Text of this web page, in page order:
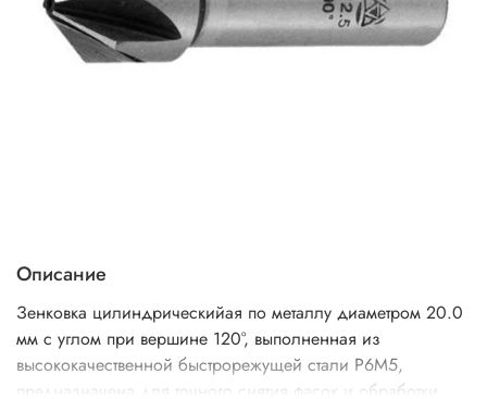
Описание
Зенковка цилиндрическийая по металлу диаметром 20.0
мм с углом при вершине 120°, выполненная из
высококачественной быстрорежущей стали Р6М5,
предназначена для точного снятия фасок и обработки